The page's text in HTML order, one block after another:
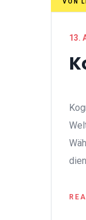
VON
13.